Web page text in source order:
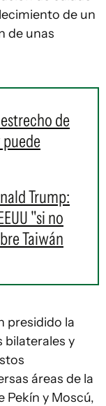
de un
de unas
de
puede
Trump:
"si no
Taiwán
presidido la
bilaterales y
áreas de la
Pekín y Moscú,